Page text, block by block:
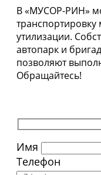
В «МУСОР-РИН»
транспортировку
утилизации.
автопарк и
позволяют
Обращайтесь!
Имя
Телефон